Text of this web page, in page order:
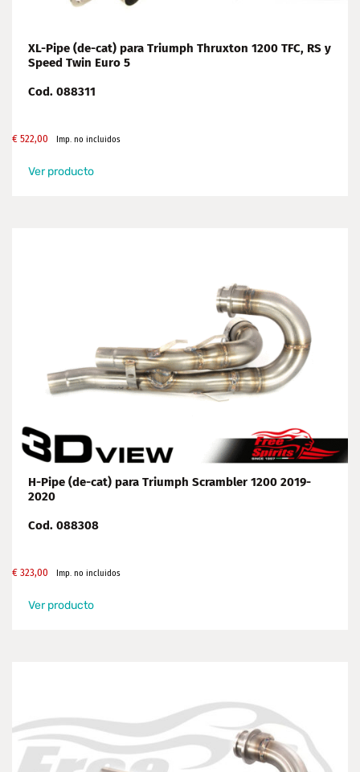
XL-Pipe (de-cat) para Triumph Thruxton 1200 TFC, RS y
Speed Twin Euro 5
Cod. 088311
€ 522,00 Imp. no incluidos
Ver producto
H-Pipe (de-cat) para Triumph Scrambler 1200 2019-
2020
Cod. 088308
€ 323,00 Imp. no incluidos
Ver producto